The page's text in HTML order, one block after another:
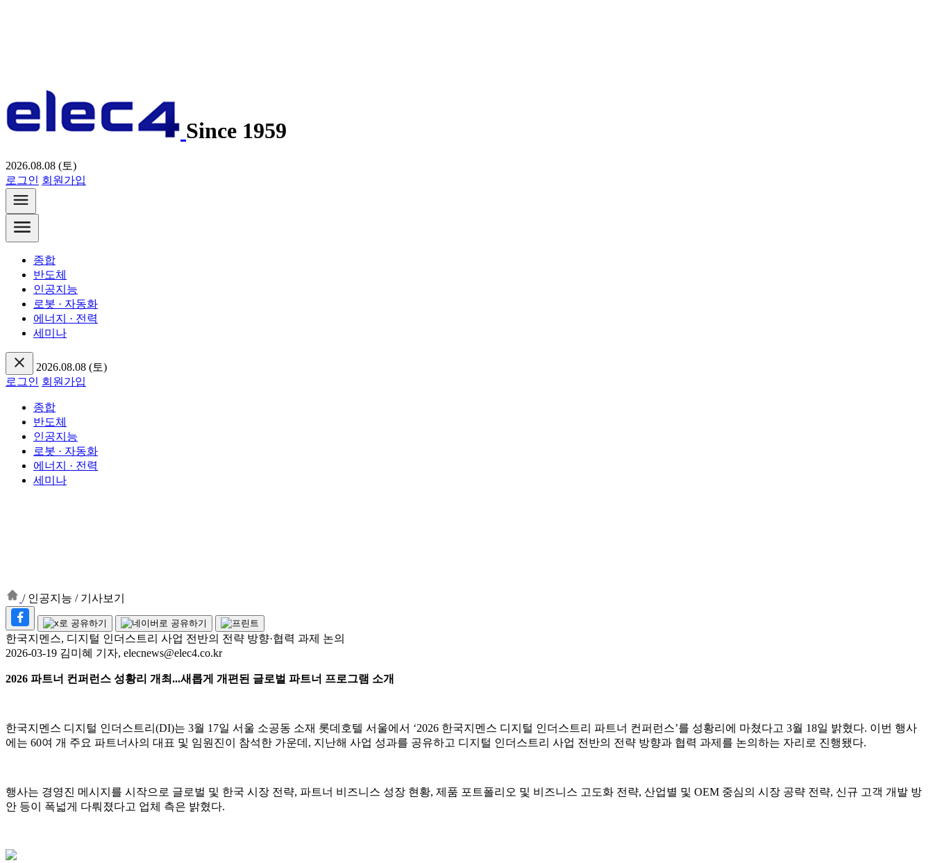
Since 1959
2026.08.08 (토)
로그인 회원가입
종합
반도체
인공지능
로봇 · 자동화
에너지 · 전력
세미나
2026.08.08 (토)
로그인 회원가입
종합
반도체
인공지능
로봇 · 자동화
에너지 · 전력
세미나
/ 인공지능 / 기사보기
한국지멘스, 디지털 인더스트리 사업 전반의 전략 방향·협력 과제 논의
2026-03-19 김미혜 기자, elecnews@elec4.co.kr
2026 파트너 컨퍼런스 성황리 개최...새롭게 개편된 글로벌 파트너 프로그램 소개
한국지멘스 디지털 인더스트리(DI)는 3월 17일 서울 소공동 소재 롯데호텔 서울에서 ‘2026 한국지멘스 디지털 인더스트리 파트너 컨퍼런스’를 성황리에 마쳤다고 3월 18일 밝혔다. 이번 행사
에는 60여 개 주요 파트너사의 대표 및 임원진이 참석한 가운데, 지난해 사업 성과를 공유하고 디지털 인더스트리 사업 전반의 전략 방향과 협력 과제를 논의하는 자리로 진행됐다.
행사는 경영진 메시지를 시작으로 글로벌 및 한국 시장 전략, 파트너 비즈니스 성장 현황, 제품 포트폴리오 및 비즈니스 고도화 전략, 산업별 및 OEM 중심의 시장 공략 전략, 신규 고객 개발 방
안 등이 폭넓게 다뤄졌다고 업체 측은 밝혔다.